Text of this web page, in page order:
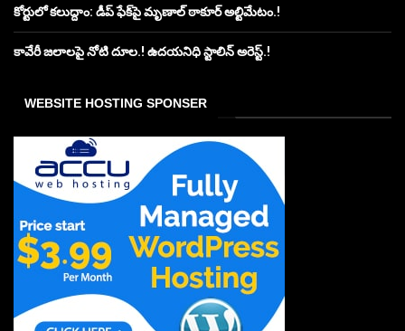
కోర్టులో కలుద్దాం: డీప్ ఫేక్‌పై మృణాల్ ఠాకూర్ అల్టిమేటం.!
కావేరీ జలాలపై నోటి దూల.! ఉదయనిధి స్టాలిన్ అరెస్ట్.!
WEBSITE HOSTING SPONSER